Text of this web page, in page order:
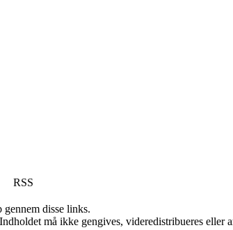
RSS
disse links.
må ikke gengives, videredistribueres eller